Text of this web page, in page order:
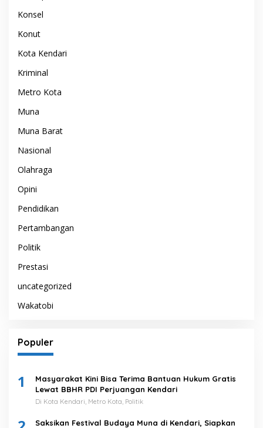
Konsel
Konut
Kota Kendari
Kriminal
Metro Kota
Muna
Muna Barat
Nasional
Olahraga
Opini
Pendidikan
Pertambangan
Politik
Prestasi
uncategorized
Wakatobi
Populer
1
Masyarakat Kini Bisa Terima Bantuan Hukum Gratis
Lewat BBHR PDI Perjuangan Kendari
Di Kota Kendari, Metro Kota, Politik
Saksikan Festival Budaya Muna di Kendari, Siapkan